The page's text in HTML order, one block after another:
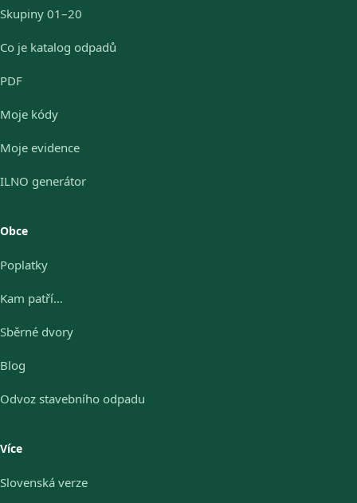
Skupiny 01–20
Co je katalog odpadů
PDF
Moje kódy
Moje evidence
ILNO generátor
Obce
Poplatky
Kam patří…
Sběrné dvory
Blog
Odvoz stavebního odpadu
Více
Slovenská verze